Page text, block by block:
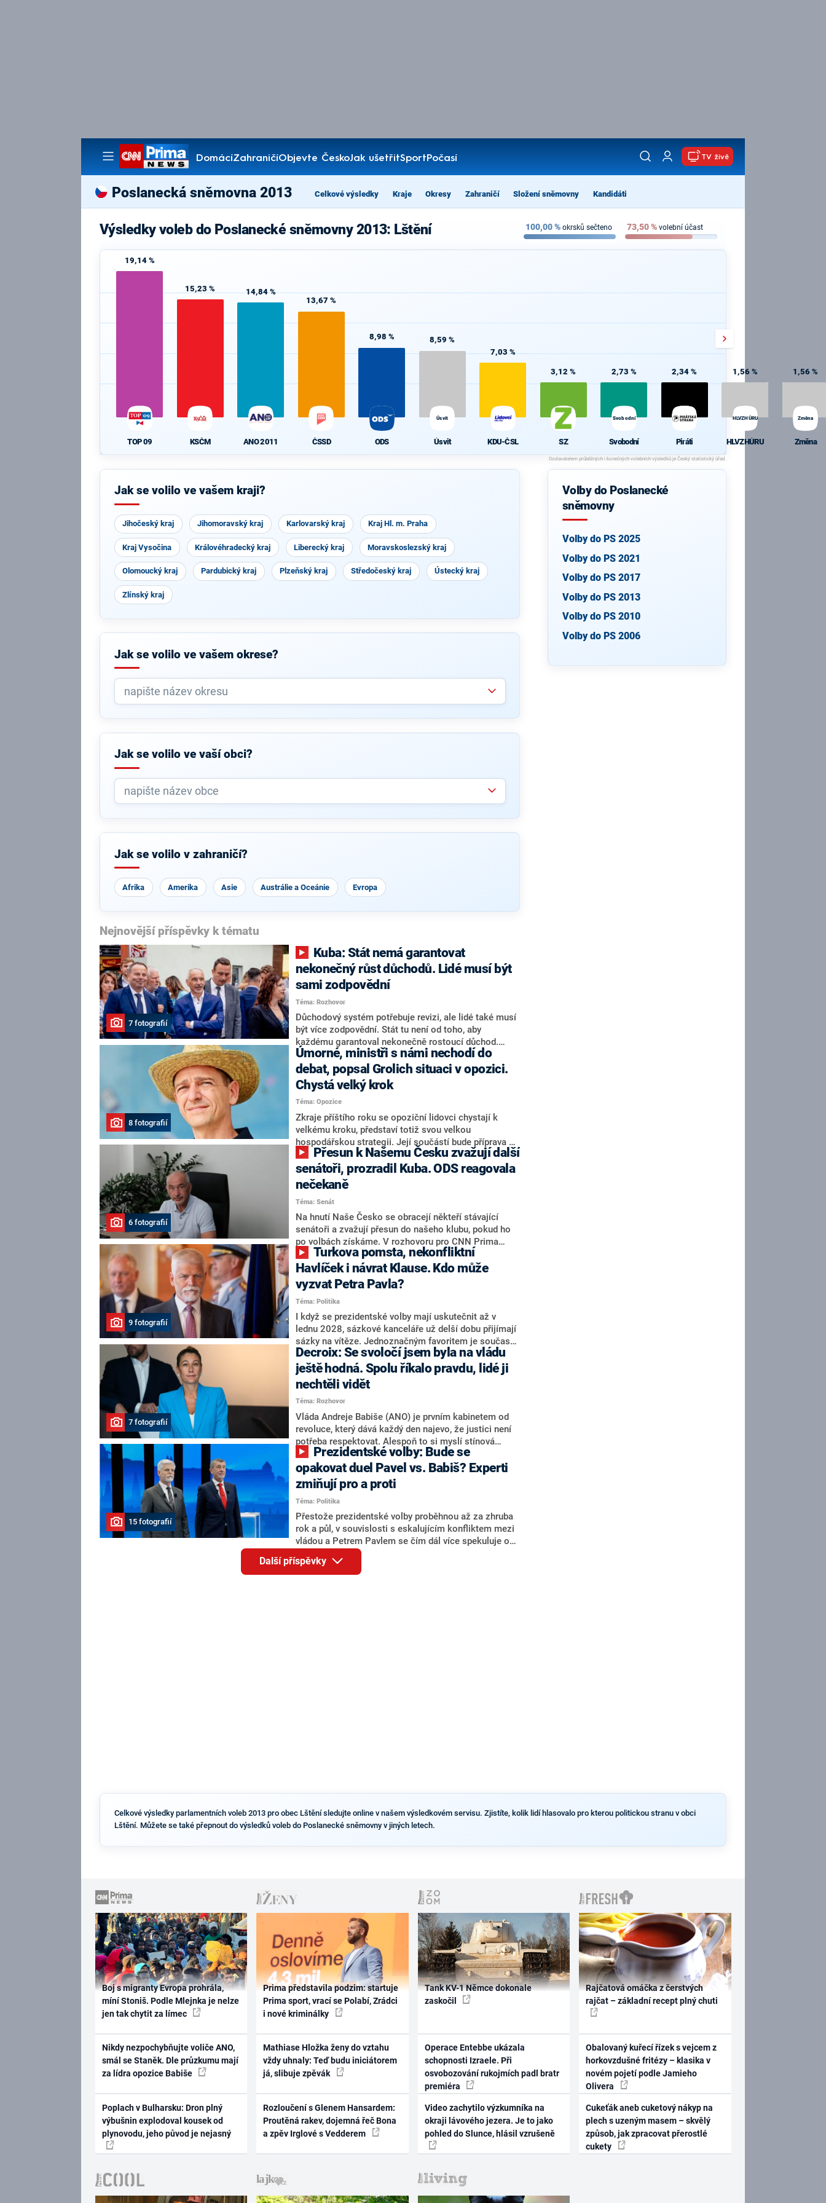
DomácíZahraničíObjevte ČeskoJak ušetřitSportPočasí
Pořady
TV živě
Poslanecká sněmovna 2013 Celkové výsledky Kraje Okresy Zahraničí Složení sněmovny Kandidáti
Výsledky voleb do Poslanecké sněmovny 2013: Lštění 100,00% okrsků sečteno 73,50% volební účast
19,14 %
TOP 09
15,23 %
KSČM
14,84 %
ANO 2011
13,67 %
ČSSD
8,98 %
ODS
8,59 %
Úsvit
Úsvit
7,03 %
KDU-ČSL
3,12 %
SZ
2,73 %
Svobodní
Svobodní
2,34 %
Piráti
1,56 %
HLVZHŮRU
HLVZHŮRU
1,56 %
Změna
Změna
Jak se volilo ve vašem kraji?
Jihočeský kraj Jihomoravský kraj Karlovarský kraj Kraj Hl. m. Praha
Kraj Vysočina Královéhradecký kraj Liberecký kraj Moravskoslezský kraj
Olomoucký kraj Pardubický kraj Plzeňský kraj Středočeský kraj Ústecký kraj
Zlínský kraj
Jak se volilo ve vašem okrese?
Jak se volilo ve vaší obci?
Jak se volilo v zahraničí?
Afrika Amerika Asie Austrálie a Oceánie Evropa
Nejnovější příspěvky k tématu
7 fotografií
nekonečný růst důchodů. Lidé musí být
sami zodpovědní
Téma: Rozhovor
Důchodový systém potřebuje revizi, ale lidé také musí
být více zodpovědní. Stát tu není od toho, aby
každému garantoval nekonečně rostoucí důchod.
Chybí tu nový systém a my ho představíme,řekl
hejtman Jihočeského kraje a předseda hnutí Naše
Česko Martin Kuba v rozhovoru pro CNN Prima NEWS.
V čele státu pak podle něj nemůže být člověk, který by
střetem zájmů omezoval čerpání financí a rozvoj,
dodal. Řešení u Andreje Babiše ale hodnotit nechtěl.
8 fotografií
Úmorné, ministři s námi nechodí do
debat, popsal Grolich situaci v opozici.
Chystá velký krok
Téma: Opozice
Zkraje příštího roku se opoziční lidovci chystají k
velkému kroku, představí totiž svou velkou
hospodářskou strategii. Její součástí bude příprava na
stárnutí populace, řekl ve středu na setkání s novináři
nový předseda lidovců Jan Grolich. Ten zároveň v
senátních volbách kandiduje ve Vyškově. Popsal i
aktivitu opozice, o níž vládní strany nebo političtí
komentátoři mluví jako o slabé a v defenzivě. „Je to
úmorná práce upozorňovat na chyby vlády. Ministři s
námi navíc nechodí do debat. Chceme ale ukazovat
svoje témata,“ odpověděl Grolich na dotaz CNN Prima
NEWS.
6 fotografií
senátoři, prozradil Kuba. ODS reagovala
nečekaně
Téma: Senát
Na hnutí Naše Česko se obracejí někteří stávající
senátoři a zvažují přesun do našeho klubu, pokud ho
po volbách získáme. V rozhovoru pro CNN Prima
NEWS to řekl zakladatel hnutí a jihočeský hejtman
Martin Kuba. Konkrétní nebyl, ale získat by takto mohl
například senátora Zdeňka Hrabu, který je dnes
součástí klubu ODS a TOP 09. Hraba to na dotaz
redakce nevyloučil. Předseda klubu senátorů ODS
Zdeněk Nytra redakci řekl, že počítá s odchodem
některých senátorů z klubu a že Naše Česko není
nepřítel, ale soupeř.
9 fotografií
Havlíček i návrat Klause. Kdo může
vyzvat Petra Pavla?
Téma: Politika
I když se prezidentské volby mají uskutečnit až v
lednu 2028, sázkové kanceláře už delší dobu přijímají
sázky na vítěze. Jednoznačným favoritem je současná
hlava státu Petr Pavel. Daleko za ním pak bookmakeři
zmiňují dva výrazné politiky ANO, tedy premiéra
Andreje Babiše a ministra průmyslu Karla Havlíčka.
Oblíbeným tipem samotných sázkařů je poslanec za
Motoristy Filip Turek. Politolog Jan Kubáček nicméně
o případné kandidatuře kohokoliv ze zmíněné trojice
značně pochybuje. Podle něj současná koalice dosud
nemá osobu, která by Pavlovi mohla konkurovat.
7 fotografií
Decroix: Se svoločí jsem byla na vládu
ještě hodná. Spolu říkalo pravdu, lidé ji
nechtěli vidět
Téma: Rozhovor
Vláda Andreje Babiše (ANO) je prvním kabinetem od
revoluce, který dává každý den najevo, že justici není
potřeba respektovat. Alespoň to si myslí stínová
ministryně spravedlnosti ODS Eva Decroix. V
rozhovoru pro CNN Prima NEWS si nebrala servítky
ohledně politického výkonu svého nástupce Jeronýma
Tejce (za ANO) či vládní zmocněnkyně pro lidská
práva Taťány Malé (ANO). Označením „svoloč“ na
adresu vlády prý byla ještě hodná. Decroix se také
vrátila k volební porážce koalice Spolu či promluvila o
hnutí Naše Česko Martina Kuby.
15 fotografií
opakovat duel Pavel vs. Babiš? Experti
zmiňují pro a proti
Téma: Politika
Přestože prezidentské volby proběhnou až za zhruba
rok a půl, v souvislosti s eskalujícím konfliktem mezi
vládou a Petrem Pavlem se čím dál více spekuluje o
tom, koho by do bitvy o Hrad mohla vyslat současná
koalice. Někteří političtí komentátoři znovu vytahují
jméno premiéra Andreje Babiše (ANO). Jak moc je
Další příspěvky
Volby do Poslanecké
sněmovny
Volby do PS 2025
Volby do PS 2021
Volby do PS 2017
Volby do PS 2013
Volby do PS 2010
Volby do PS 2006
Celkové výsledky parlamentních voleb 2013 pro obec Lštění sledujte online v našem výsledkovém servisu. Zjistíte, kolik lidí hlasovalo pro kterou politickou stranu v obci
Lštění. Můžete se také přepnout do výsledků voleb do Poslanecké sněmovny v jiných letech.
Boj s migranty Evropa prohrála,
míní Stoniš. Podle Mlejnka je nelze
jen tak chytit za límec
Nikdy nezpochybňujte voliče ANO,
smál se Staněk. Dle průzkumu mají
za lídra opozice Babiše
Poplach v Bulharsku: Dron plný
výbušnin explodoval kousek od
plynovodu, jeho původ je nejasný
Prima představila podzim: startuje
Prima sport, vrací se Polabí, Zrádci
i nové kriminálky
Mathiase Hložka ženy do vztahu
vždy uhnaly: Teď budu iniciátorem
já, slibuje zpěvák
Rozloučení s Glenem Hansardem:
Proutěná rakev, dojemná řeč Bona
a zpěv Irglové s Vedderem
Tank KV-1 Němce dokonale
zaskočil
Operace Entebbe ukázala
schopnosti Izraele. Při
osvobozování rukojmích padl bratr
premiéra
Video zachytilo výzkumníka na
okraji lávového jezera. Je to jako
pohled do Slunce, hlásil vzrušeně
Rajčatová omáčka z čerstvých
rajčat – základní recept plný chuti
Obalovaný kuřecí řízek s vejcem z
horkovzdušné fritézy – klasika v
novém pojetí podle Jamieho
Olivera
Cukeťák aneb cuketový nákyp na
plech s uzeným masem – skvělý
způsob, jak zpracovat přerostlé
cukety